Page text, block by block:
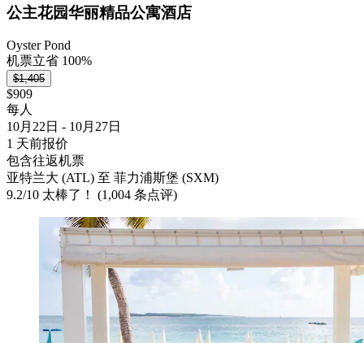
公主花园华丽精品公寓酒店
Oyster Pond
机票立省 100%
$1,405
$909
每人
10月22日 - 10月27日
1 天前报价
包含往返机票
亚特兰大 (ATL) 至 菲力浦斯堡 (SXM)
9.2/10 太棒了！ (1,004 条点评)